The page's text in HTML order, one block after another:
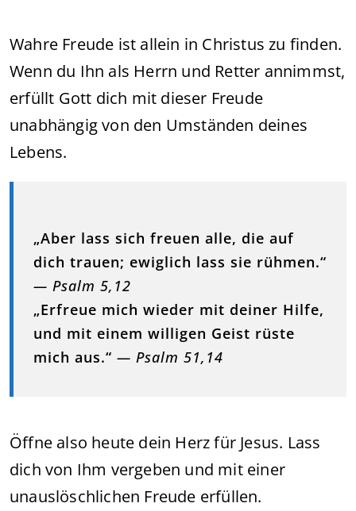
Wahre Freude ist allein in Christus zu finden.
Wenn du Ihn als Herrn und Retter annimmst,
erfüllt Gott dich mit dieser Freude
unabhängig von den Umständen deines
Lebens.
„Aber lass sich freuen alle, die auf
dich trauen; ewiglich lass sie rühmen.“
— Psalm 5,12
„Erfreue mich wieder mit deiner Hilfe,
und mit einem willigen Geist rüste
mich aus.“ — Psalm 51,14
Öffne also heute dein Herz für Jesus. Lass
dich von Ihm vergeben und mit einer
unauslöschlichen Freude erfüllen.